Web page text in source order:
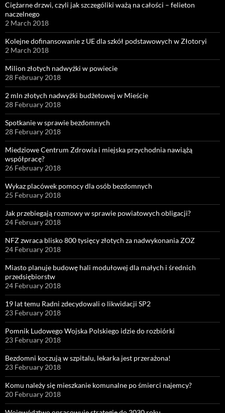
Ciężarne drzwi, czyli jak szczególiki ważą na całości – felieton
naczelnego
2 March 2018
Kolejne dofinansowanie z UE dla szkół podstawowych w Złotoryi
2 March 2018
Milion złotych nadwyżki w powiecie
28 February 2018
2 mln złotych nadwyżki budżetowej w Mieście
28 February 2018
Spotkanie w sprawie bezdomnych
28 February 2018
Miedziowe Centrum Zdrowia i miejska przychodnia nawiążą
współpracę?
26 February 2018
Wykaz placówek pomocy dla osób bezdomnych
25 February 2018
Jak przebiegają rozmowy w sprawie powiatowych obligacji?
24 February 2018
NFZ zwraca blisko 800 tysięcy złotych za nadwykonania ZOZ
24 February 2018
Miasto planuje budowę hali modułowej dla małych i średnich
przedsiębiorstw
24 February 2018
19 lat temu Radni zdecydowali o likwidacji SP2
23 February 2018
Pomnik Ludowego Wojska Polskiego idzie do rozbiórki
23 February 2018
Bezdomni koczują w szpitalu, lekarka jest przerażona!
23 February 2018
Komu należy się mieszkanie komunalne po śmierci najemcy?
20 February 2018